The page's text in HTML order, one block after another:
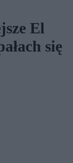
El
się